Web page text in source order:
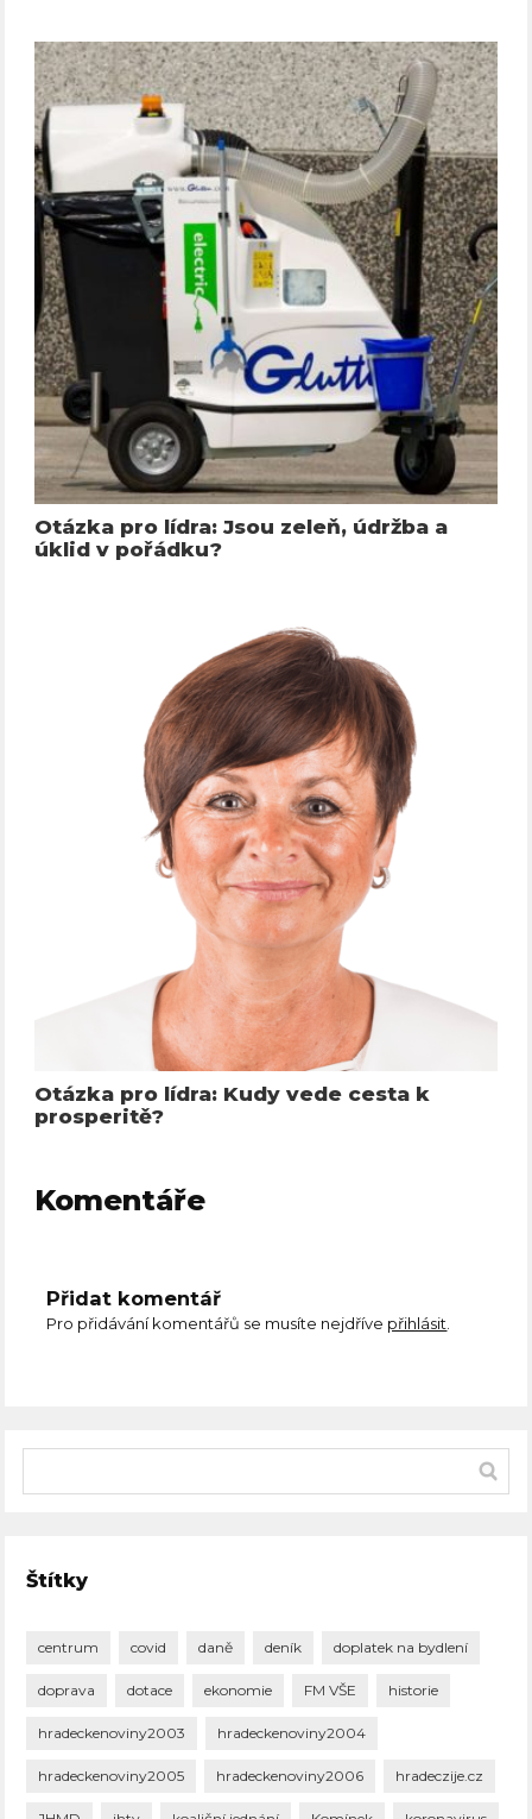
Otázka pro lídra: Jsou zeleň, údržba a
úklid v pořádku?
Otázka pro lídra: Kudy vede cesta k
prosperitě?
Komentáře
Přidat komentář
Pro přidávání komentářů se musíte nejdříve přihlásit.
Štítky
centrum covid daně deník doplatek na bydlení
doprava dotace ekonomie FM VŠE historie
hradeckenoviny2003 hradeckenoviny2004
hradeckenoviny2005 hradeckenoviny2006 hradeczije.cz